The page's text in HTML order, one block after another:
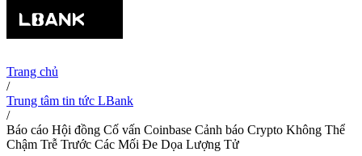
Trang chủ
/
Trung tâm tin tức LBank
/
Báo cáo Hội đồng Cố vấn Coinbase Cảnh báo Crypto Không Thể
Chậm Trễ Trước Các Mối Đe Dọa Lượng Tử